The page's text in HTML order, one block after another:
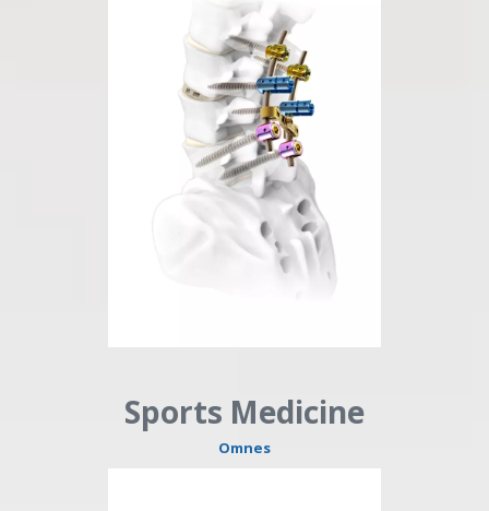
Sports Medicine
Omnes